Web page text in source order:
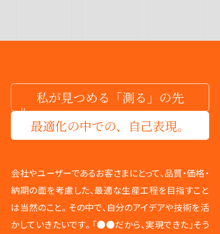
私が見つめる「測る」の先
最適化の中での、自己表現。
会社やユーザーであるお客さまにとって、品質・価格・
納期の面を考慮した、最適な生産工程を目指すこと
は当然のこと。 その中で、自分のアイデアや技術を活
かしていきたいです。 「●●だから、実現できた」そう